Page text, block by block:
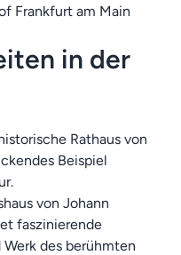
Frankfurt am Main
in der
Rathaus von
Beispiel
von Johann
faszinierende
des berühmten